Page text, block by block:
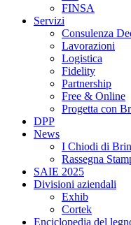
FINSA
Servizi
Consulenza
Lavorazioni
Logistica
Fidelity
Partnership
Free & Online
Progetta con
DPP
News
I Chiodi di
Rassegna
SAIE 2025
Divisioni aziendali
Exhib
Cortek
Enciclopedia del